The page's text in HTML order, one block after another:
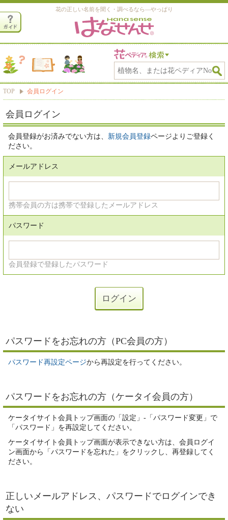
花の正しい名前を聞く・調べるなら―やっぱり
TOP 会員ログイン
会員ログイン
会員登録がお済みでない方は、 新規会員登録ページよりご登録く
ださい。
メールアドレス
携帯会員の方は携帯で登録したメールアドレス
パスワード
会員登録で登録したパスワード
パスワードをお忘れの方（PC会員の方）
パスワード再設定ページから再設定を行ってください。
パスワードをお忘れの方（ケータイ会員の方）
ケータイサイト会員トップ画面の「設定」-「パスワード変更」で
「パスワード」を再設定してください。
ケータイサイト会員トップ画面が表示できない方は、会員ログイ
ン画面から「パスワードを忘れた」をクリックし、再登録してく
ださい。
正しいメールアドレス、パスワードでログインでき
ない